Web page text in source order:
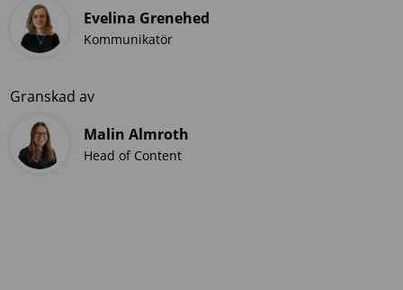
Evelina Grenehed
Kommunikatör
Granskad av
Malin Almroth
Head of Content